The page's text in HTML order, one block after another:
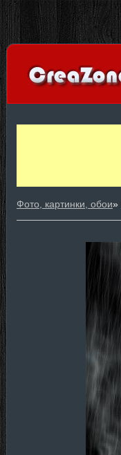
Фото, картинки, обои»